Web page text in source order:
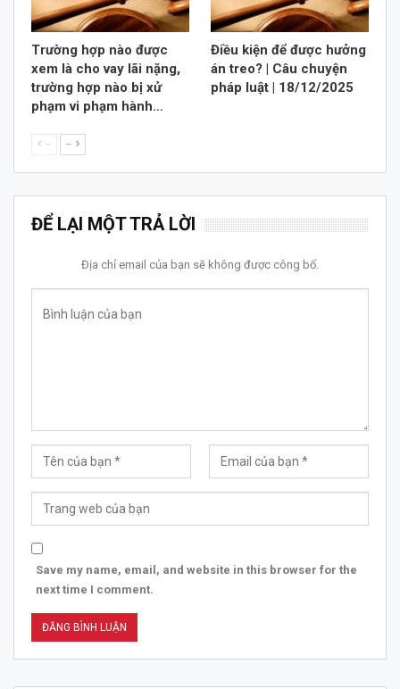
Trường hợp nào được
xem là cho vay lãi nặng,
trường hợp nào bị xử
phạm vi phạm hành…
Điều kiện để được hưởng
án treo? | Câu chuyện
pháp luật | 18/12/2025
-- --
ĐỂ LẠI MỘT TRẢ LỜI
Địa chỉ email của bạn sẽ không được công bố.
Save my name, email, and website in this browser for the
next time I comment.